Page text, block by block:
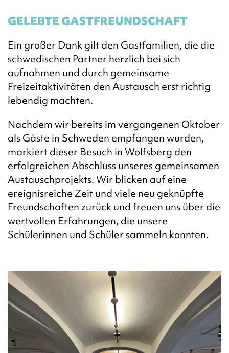
GELEBTE GASTFREUNDSCHAFT
Ein großer Dank gilt den Gastfamilien, die die
schwedischen Partner herzlich bei sich
aufnahmen und durch gemeinsame
Freizeitaktivitäten den Austausch erst richtig
lebendig machten.
Nachdem wir bereits im vergangenen Oktober
als Gäste in Schweden empfangen wurden,
markiert dieser Besuch in Wolfsberg den
erfolgreichen Abschluss unseres gemeinsamen
Austauschprojekts. Wir blicken auf eine
ereignisreiche Zeit und viele neu geknüpfte
Freundschaften zurück und freuen uns über die
wertvollen Erfahrungen, die unsere
Schülerinnen und Schüler sammeln konnten.